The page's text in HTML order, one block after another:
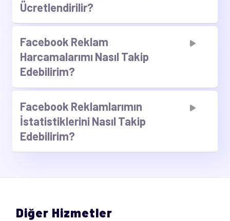
Ücretlendirilir?
Facebook Reklam
Harcamalarımı Nasıl Takip
Edebilirim?
Facebook Reklamlarımın
İstatistiklerini Nasıl Takip
Edebilirim?
Diğer Hizmetler